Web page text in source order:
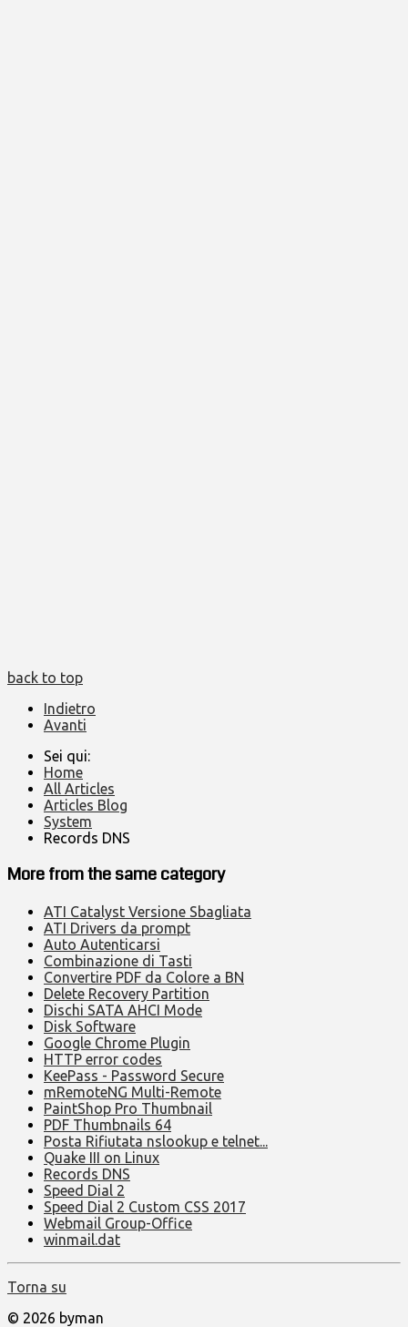
back to top
Indietro
Avanti
Sei qui:
Home
All Articles
Articles Blog
System
Records DNS
More from the same category
ATI Catalyst Versione Sbagliata
ATI Drivers da prompt
Auto Autenticarsi
Combinazione di Tasti
Convertire PDF da Colore a BN
Delete Recovery Partition
Dischi SATA AHCI Mode
Disk Software
Google Chrome Plugin
HTTP error codes
KeePass - Password Secure
mRemoteNG Multi-Remote
PaintShop Pro Thumbnail
PDF Thumbnails 64
Posta Rifiutata nslookup e telnet...
Quake III on Linux
Records DNS
Speed Dial 2
Speed Dial 2 Custom CSS 2017
Webmail Group-Office
winmail.dat
Torna su
© 2026 byman